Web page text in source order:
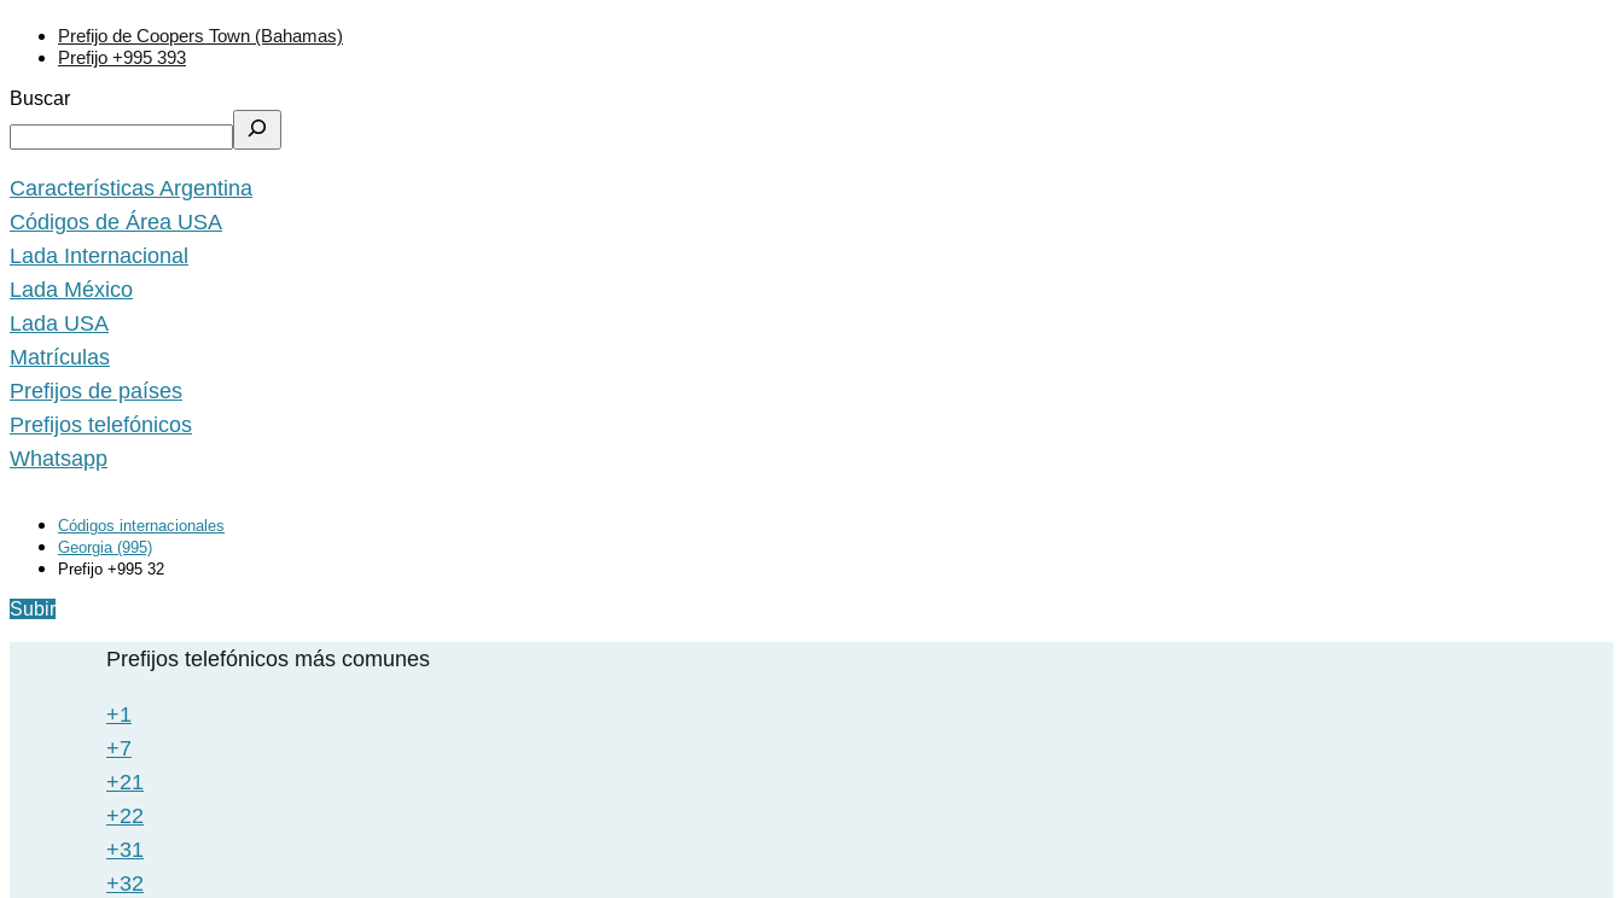
Prefijo de Coopers Town (Bahamas)
Prefijo +995 393
Buscar
Características Argentina
Códigos de Área USA
Lada Internacional
Lada México
Lada USA
Matrículas
Prefijos de países
Prefijos telefónicos
Whatsapp
Códigos internacionales
Georgia (995)
Prefijo +995 32
Subir
Prefijos telefónicos más comunes
+1
+7
+21
+22
+31
+32